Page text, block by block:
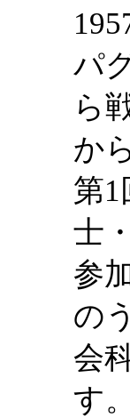
パ
ら
か
第
士
参
の
会
す